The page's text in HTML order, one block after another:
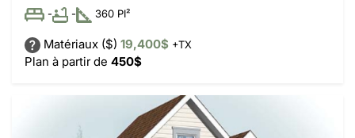
- - 360 PI²
Matériaux ($) 19,400$ +TX
Plan à partir de 450$